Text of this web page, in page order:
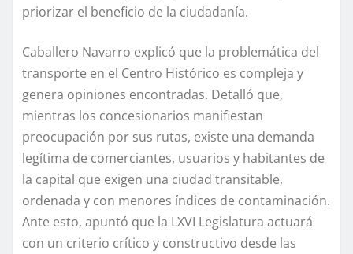
priorizar el beneficio de la ciudadanía.
Caballero Navarro explicó que la problemática del
transporte en el Centro Histórico es compleja y
genera opiniones encontradas. Detalló que,
mientras los concesionarios manifiestan
preocupación por sus rutas, existe una demanda
legítima de comerciantes, usuarios y habitantes de
la capital que exigen una ciudad transitable,
ordenada y con menores índices de contaminación.
Ante esto, apuntó que la LXVI Legislatura actuará
con un criterio crítico y constructivo desde las